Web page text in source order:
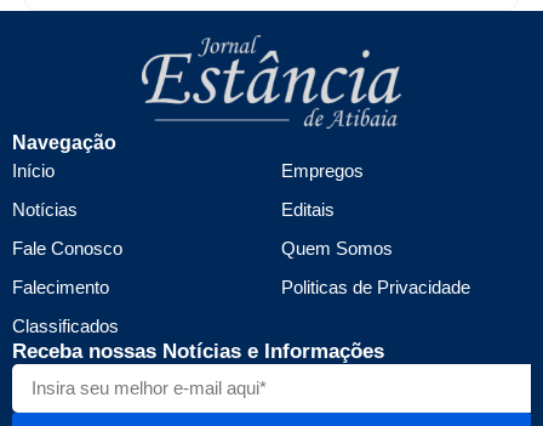
Navegação
Início
Notícias
Fale Conosco
Falecimento
Classificados
Empregos
Editais
Quem Somos
Politicas de Privacidade
Receba nossas Notícias e Informações